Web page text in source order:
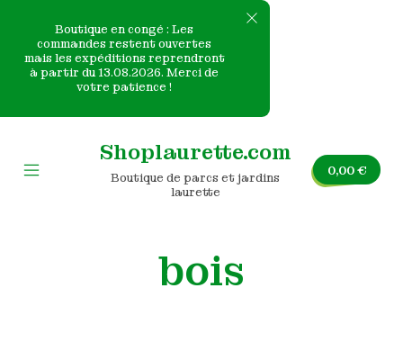
Boutique en congé : Les
commandes restent ouvertes
mais les expéditions reprendront
à partir du 13.08.2026. Merci de
votre patience !
content
Shoplaurette.com
Boutique de parcs et jardins
laurette
0,00€
bois